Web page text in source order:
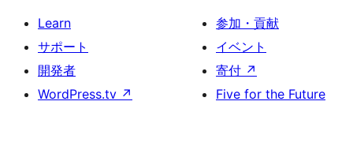
Learn
サポート
開発者
WordPress.tv ↗
参加・貢献
イベント
寄付 ↗
Five for the Future